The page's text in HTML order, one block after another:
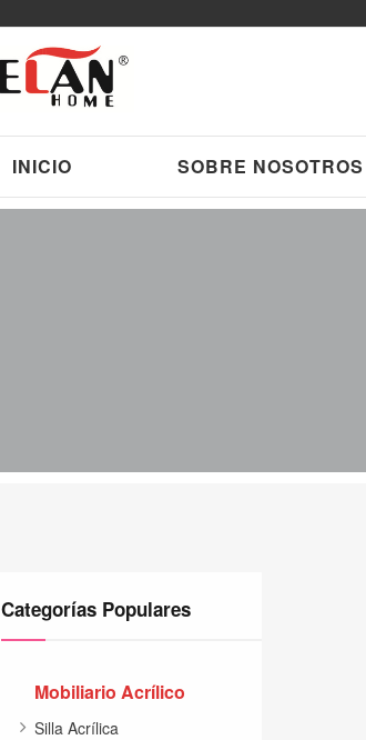
INICIO SOBRE NOSOTROS
Categorías Populares
Mobiliario Acrílico
Silla Acrílica